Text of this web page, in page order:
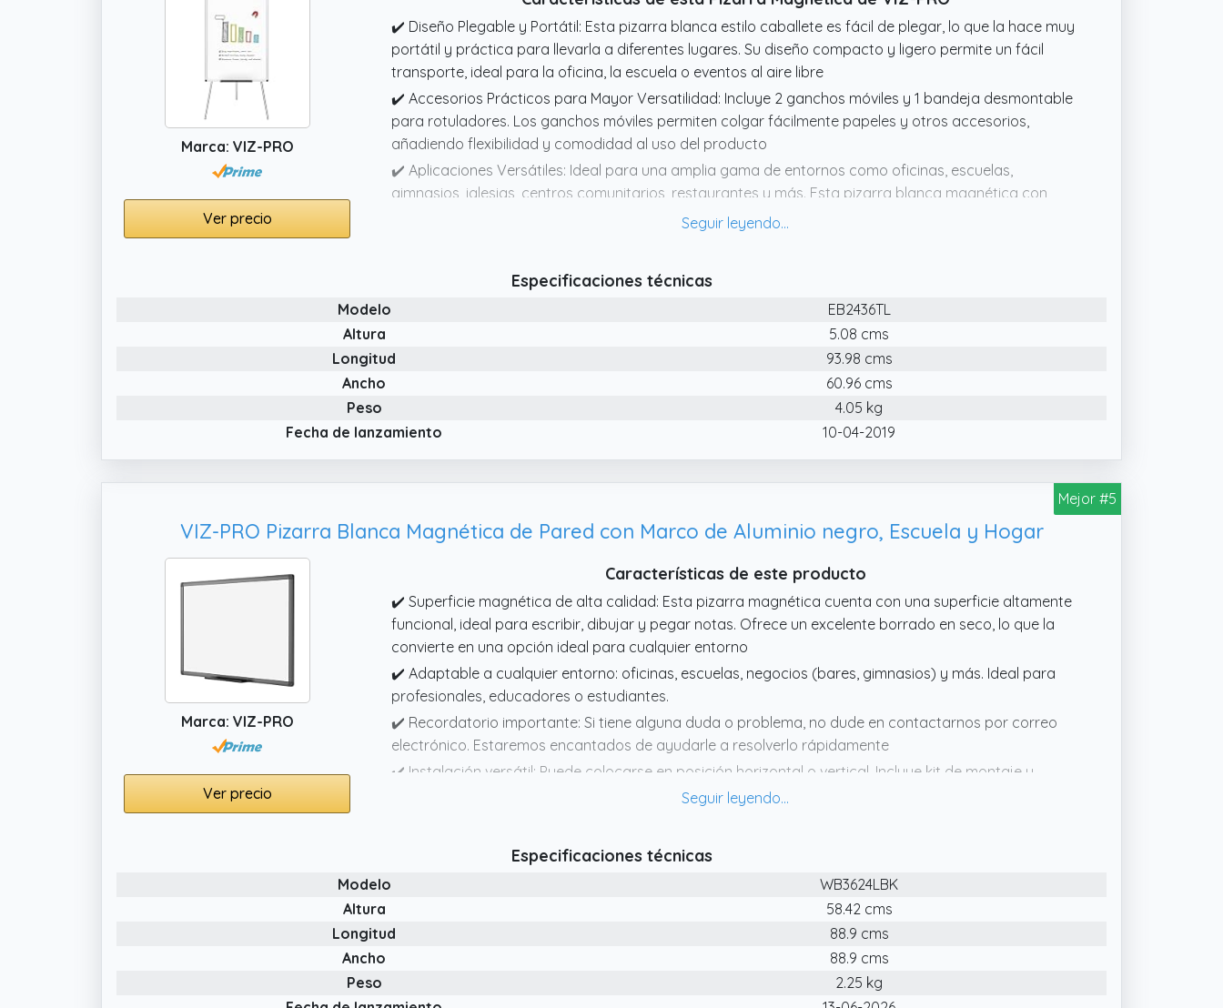
Marca: VIZ-PRO
Ver precio
✔️ Diseño Plegable y Portátil: Esta pizarra blanca estilo caballete es fácil de plegar, lo que la hace muy
portátil y práctica para llevarla a diferentes lugares. Su diseño compacto y ligero permite un fácil
transporte, ideal para la oficina, la escuela o eventos al aire libre
✔️ Accesorios Prácticos para Mayor Versatilidad: Incluye 2 ganchos móviles y 1 bandeja desmontable
para rotuladores. Los ganchos móviles permiten colgar fácilmente papeles y otros accesorios,
añadiendo flexibilidad y comodidad al uso del producto
✔️ Aplicaciones Versátiles: Ideal para una amplia gama de entornos como oficinas, escuelas,
gimnasios, iglesias, centros comunitarios, restaurantes y más. Esta pizarra blanca magnética con
caballete es perfecta tanto para presentaciones profesionales como para actividades educativas y
(con marco incluido) y una superficie de escritura de 86 x 56 cm. Su superficie suave y duradera es
ideal para usar con rotuladores borrables en seco, permitiendo una escritura y borrado fáciles y
✔️ Altura Ajustable para Mayor Comodidad: Con una altura ajustable entre 116.8 cm y 162.5 cm, puedes
personalizar la pizarra para que se adapte a tus necesidades. Esto la convierte en una herramienta
ideal para profesionales de negocios, estudiantes y profesores que necesiten ajustar la altura para
mayor comodidad durante el uso
Especificaciones técnicas
Modelo
EB2436TL
Altura
5.08 cms
Longitud
93.98 cms
Ancho
60.96 cms
Peso
4.05 kg
Fecha de lanzamiento
10-04-2019
Mejor #5
VIZ-PRO Pizarra Blanca Magnética de Pared con Marco de Aluminio negro, Escuela y Hogar
Marca: VIZ-PRO
Ver precio
Características de este producto
✔️ Superficie magnética de alta calidad: Esta pizarra magnética cuenta con una superficie altamente
funcional, ideal para escribir, dibujar y pegar notas. Ofrece un excelente borrado en seco, lo que la
convierte en una opción ideal para cualquier entorno
✔️ Adaptable a cualquier entorno: oficinas, escuelas, negocios (bares, gimnasios) y más. Ideal para
profesionales, educadores o estudiantes.
✔️ Recordatorio importante: Si tiene alguna duda o problema, no dude en contactarnos por correo
electrónico. Estaremos encantados de ayudarle a resolverlo rápidamente
✔️ Instalación versátil: Puede colocarse en posición horizontal o vertical. Incluye kit de montaje y
bandeja para rotuladores, con un montaje rápido y sencillo
perfecta para cualquier entorno, ya sea en el hogar, la oficina o en el aula
Especificaciones técnicas
Modelo
WB3624LBK
Altura
58.42 cms
Longitud
88.9 cms
Ancho
88.9 cms
Peso
2.25 kg